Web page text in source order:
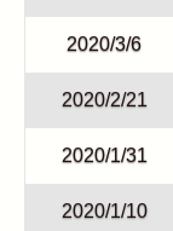
2020/3/6
2020/2/21
2020/1/31
2020/1/10